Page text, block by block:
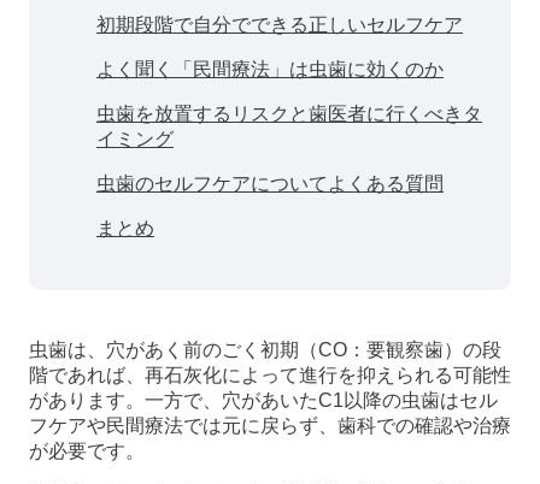
初期段階で自分でできる正しいセルフケア
よく聞く「民間療法」は虫歯に効くのか
虫歯を放置するリスクと歯医者に行くべきタ
イミング
虫歯のセルフケアについてよくある質問
まとめ
虫歯は、穴があく前のごく初期（CO：要観察歯）の段
階であれば、再石灰化によって進行を抑えられる可能性
があります。一方で、穴があいたC1以降の虫歯はセル
フケアや民間療法では元に戻らず、歯科での確認や治療
が必要です。